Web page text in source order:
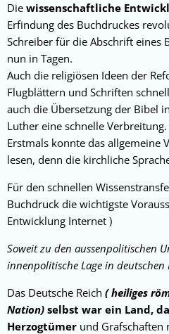
Die wissenschaftliche
Erfindung des Buchdruckes
Schreiber für die Abschrift eines
nun in Tagen.
Auch die religiösen Ideen der
Flugblättern und Schriften
auch die Übersetzung der Bibel
Luther eine schnelle Verbreitung.
Erstmals konnte das allgemeine
lesen, denn die kirchliche
Für den schnellen
Buchdruck die wichtigste
Entwicklung Internet )
Soweit zu den aussenpolitischen
innenpolitische Lage in deutschen
Das Deutsche Reich ( heiliges
Nation) selbst war ein Land,
Herzogtümer und